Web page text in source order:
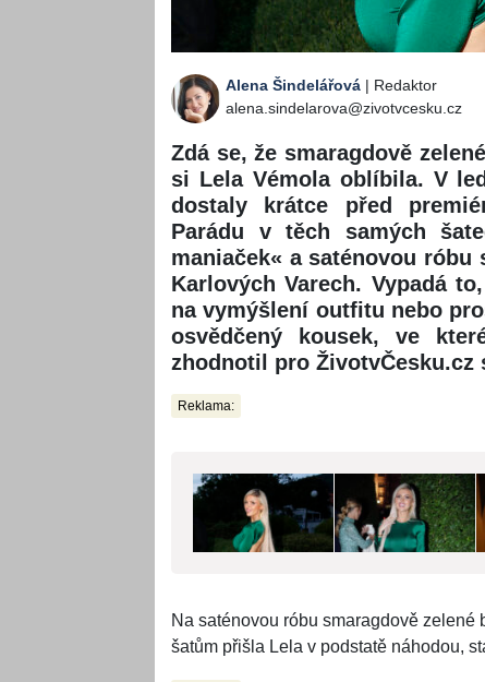
Alena Šindelářová | Redaktor
alena.sindelarova@zivotvcesku.cz
Zdá se, že smaragdově
si Lela Vémola oblíbila. V
dostaly krátce před
Parádu v těch samých
maniaček« a saténovou
Karlových Varech. Vypadá
na vymýšlení outfitu nebo
osvědčený kousek, ve
zhodnotil pro ŽivotvČesku.cz
Reklama:
Na saténovou róbu smaragdově
šatům přišla Lela v podstatě náhodou,